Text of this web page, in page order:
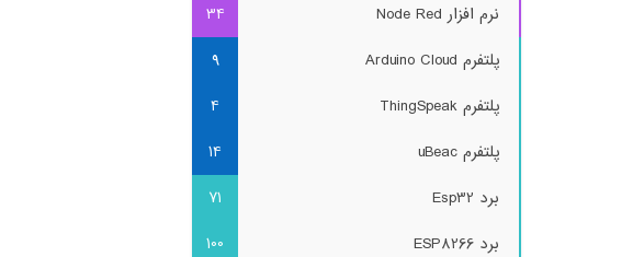
نرم افزار Node Red
34
پلتفرم Arduino Cloud
9
پلتفرم ThingSpeak
4
پلتفرم uBeac
14
برد Esp32
71
برد ESP8266
100